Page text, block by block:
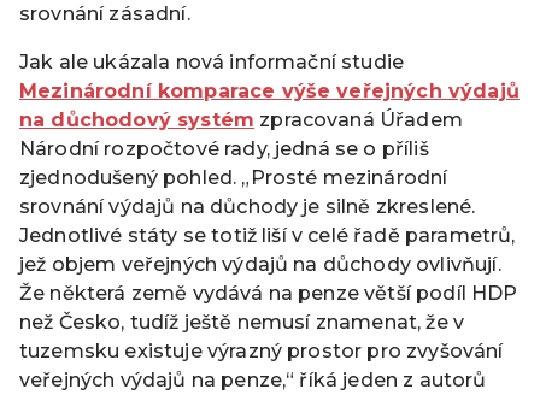
srovnání zásadní.
Jak ale ukázala nová informační studie
Mezinárodní komparace výše veřejných výdajů
na důchodový systém zpracovaná Úřadem
Národní rozpočtové rady, jedná se o příliš
zjednodušený pohled. „Prosté mezinárodní
srovnání výdajů na důchody je silně zkreslené.
Jednotlivé státy se totiž liší v celé řadě parametrů,
jež objem veřejných výdajů na důchody ovlivňují.
Že některá země vydává na penze větší podíl HDP
než Česko, tudíž ještě nemusí znamenat, že v
tuzemsku existuje výrazný prostor pro zvyšování
veřejných výdajů na penze,“ říká jeden z autorů